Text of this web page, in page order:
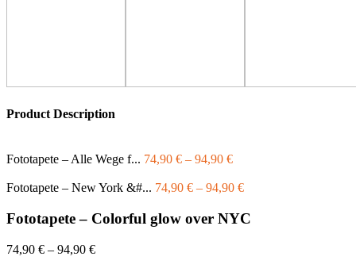
Product Description
Fototapete – Alle Wege f... 74,90 € – 94,90 €
Fototapete – New York &#... 74,90 € – 94,90 €
Fototapete – Colorful glow over NYC
74,90 € – 94,90 €